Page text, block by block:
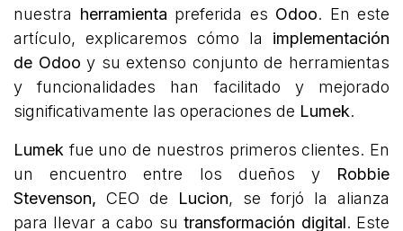
nuestra herramienta preferida es Odoo. En este
artículo, explicaremos cómo la implementación
de Odoo y su extenso conjunto de herramientas
y funcionalidades han facilitado y mejorado
significativamente las operaciones de Lumek.
Lumek fue uno de nuestros primeros clientes. En
un encuentro entre los dueños y Robbie
Stevenson, CEO de Lucion, se forjó la alianza
para llevar a cabo sutransformación digital. Este